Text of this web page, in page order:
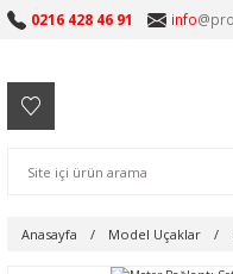
0216 428 46 91 info
Anasayfa Model Uçaklar